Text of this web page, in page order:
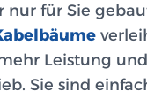
nur für Sie
Leistung
Sie sind